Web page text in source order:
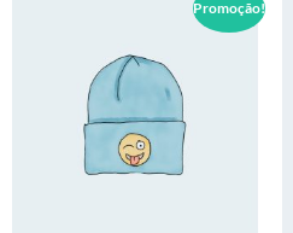
Promoção!